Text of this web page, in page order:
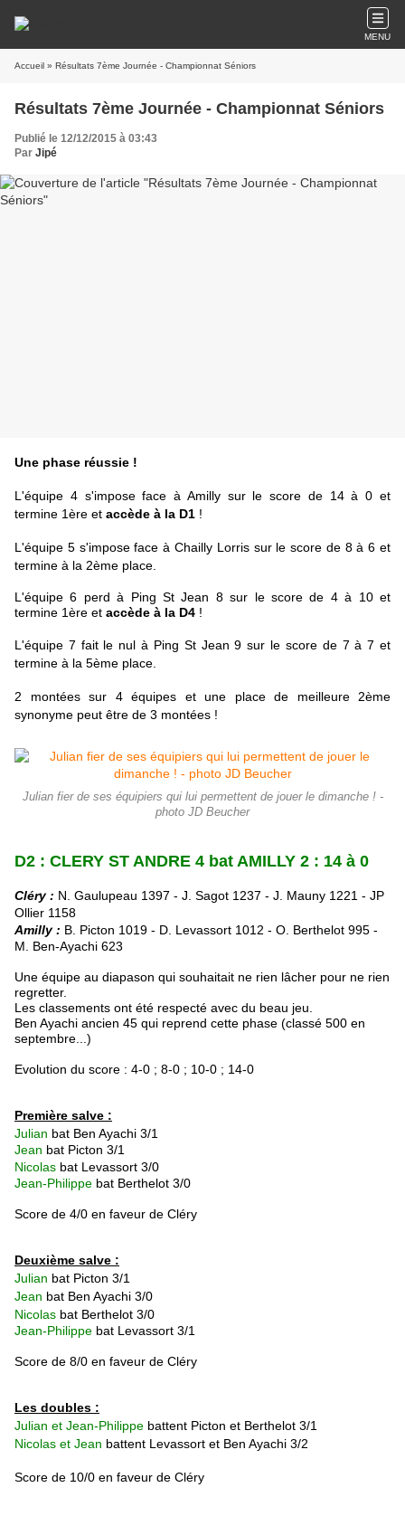
MENU
Accueil » Résultats 7ème Journée - Championnat Séniors
Résultats 7ème Journée - Championnat Séniors
Publié le 12/12/2015 à 03:43
Par Jipé
Une phase réussie !
L'équipe 4 s'impose face à Amilly sur le score de 14 à 0 et
termine 1ère et accède à la D1 !
L'équipe 5 s'impose face à Chailly Lorris sur le score de 8 à 6 et
termine à la 2ème place.
L'équipe 6 perd à Ping St Jean 8 sur le score de 4 à 10 et
termine 1ère et accède à la D4 !
L'équipe 7 fait le nul à Ping St Jean 9 sur le score de 7 à 7 et
termine à la 5ème place.
2 montées sur 4 équipes et une place de meilleure 2ème
synonyme peut être de 3 montées !
Julian fier de ses équipiers qui lui permettent de jouer le dimanche ! -
photo JD Beucher
D2 : CLERY ST ANDRE 4 bat AMILLY 2 : 14 à 0
Cléry : N. Gaulupeau 1397 - J. Sagot 1237 - J. Mauny 1221 - JP
Ollier 1158
Amilly : B. Picton 1019 - D. Levassort 1012 - O. Berthelot 995 -
M. Ben-Ayachi 623
Une équipe au diapason qui souhaitait ne rien lâcher pour ne rien
regretter.
Les classements ont été respecté avec du beau jeu.
Ben Ayachi ancien 45 qui reprend cette phase (classé 500 en
septembre...)
Evolution du score : 4-0 ; 8-0 ; 10-0 ; 14-0
Première salve :
Julian bat Ben Ayachi 3/1
Jean bat Picton 3/1
Nicolas bat Levassort 3/0
Jean-Philippe bat Berthelot 3/0
Score de 4/0 en faveur de Cléry
Deuxième salve :
Julian bat Picton 3/1
Jean bat Ben Ayachi 3/0
Nicolas bat Berthelot 3/0
Jean-Philippe bat Levassort 3/1
Score de 8/0 en faveur de Cléry
Les doubles :
Julian et Jean-Philippe battent Picton et Berthelot 3/1
Nicolas et Jean battent Levassort et Ben Ayachi 3/2
Score de 10/0 en faveur de Cléry